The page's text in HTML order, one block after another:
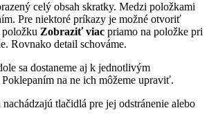
celý obsah skratky. Medzi položkami
Pre niektoré príkazy je možné otvoriť
Zobraziť viac priamo na položke pri
Rovnako detail schováme.
sa dostaneme aj k jednotlivým
na ne ich môžeme upraviť.
tlačidlá pre jej odstránenie alebo